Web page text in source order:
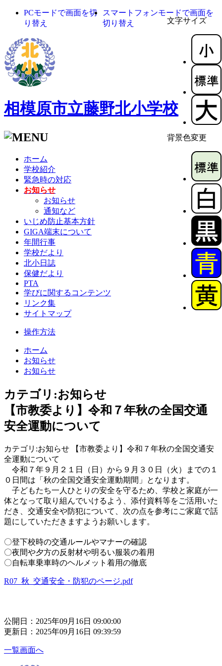
文字サイズ
背景色変更
PCモードで画面を切
り替え
スマートフォンモードで画面を
切り替え
相模原市立藤野北小学校
ホーム
学校紹介
緊急時の対応
お知らせ
お知らせ
通知など
いじめ防止基本方針
GIGA端末について
年間行事
学校だより
北小日誌
保健だより
PTA
学びに関するコンテンツ
リンク集
サイトマップ
操作方法
ホーム
お知らせ
お知らせ
カテゴリ:お知らせ
【市教委より】令和７年秋の全国交通
安全運動について
カテゴリ:お知らせ 【市教委より】令和７年秋の全国交通安
全運動について
令和７年９月２１日（日）から９月３０日（火）までの１
０日間は「秋の全国交通安全運動期間」となります。
子どもたち一人ひとりの安全を守るため、学校と家庭が一
体となって取り組んでいけるよう、添付資料等をご活用いた
だき、交通安全や防犯について、次の点を参考にご家庭で話
題にしていただきますようお願いします。
〇登下校時の交通ルールやマナーの確認
〇夜間や夕方の反射材や明るい服装の着用
〇自転車乗車時のヘルメット着用の徹底
R07_秋_交通安全・防犯のページ.pdf
公開日：2025年09月16日 09:00:00
更新日：2025年09月16日 09:39:59
一覧画面へ